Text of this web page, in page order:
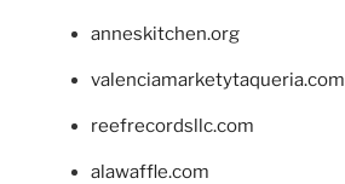
anneskitchen.org
valenciamarketytaqueria.com
reefrecordsllc.com
alawaffle.com